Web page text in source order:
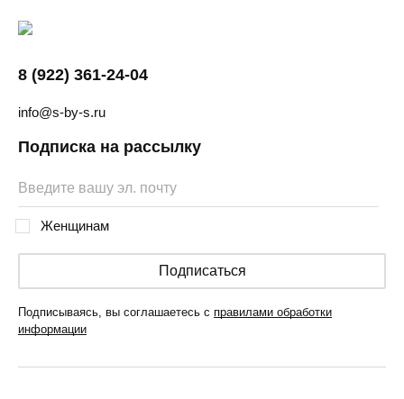
8 (922) 361-24-04
info@s-by-s.ru
Подписка на рассылку
Женщинам
Подписаться
Подписываясь, вы соглашаетесь с правилами обработки
информации